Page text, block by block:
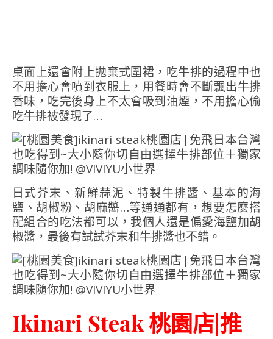
桌面上還會附上拋棄式圍裙，吃牛排的過程中也
不用擔心會噴到衣服上，用餐時會不斷飄出牛排
香味，吃完後身上不太會吸到油煙，不用擔心偷
吃牛排被發現了…
日式芥末、新鮮蒜泥、特製牛排醬、基本的海
鹽、胡椒粉、胡麻醬…等通通都有，想要怎麼搭
配組合的吃法都可以，我個人還是偏愛海鹽加胡
椒醬，最後有試試芥末和牛排醬也不錯。
Ikinari Steak 桃園店|推